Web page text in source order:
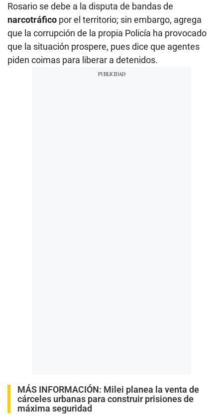
Rosario se debe a la disputa de bandas de
narcotráfico por el territorio; sin embargo, agrega
que la corrupción de la propia Policía ha provocado
que la situación prospere, pues dice que agentes
piden coimas para liberar a detenidos.
MÁS INFORMACIÓN: Milei planea la venta de
cárceles urbanas para construir prisiones de
máxima seguridad